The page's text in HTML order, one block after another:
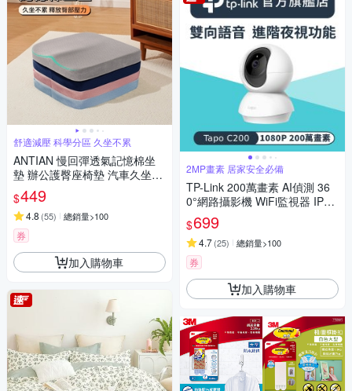
舒適減壓 科學分區 久坐不累
ANTIAN 慢回彈透氣記憶棉坐
墊 辦公護臀座椅墊 汽車久坐舒
適屁股墊 學生教室宿舍凳子墊
$449
4.8 (55) 總銷量>100
券
加入購物車
2MP畫素 居家安全必備
TP-Link 200萬畫素 AI偵測 36
0°網路攝影機 WiFi監視器 IPCA
M (雙向語音/支援512G /寵物/
嬰兒/長輩/Tapo C200)
$699
4.7(25) 總銷量>100
券
加入購物車